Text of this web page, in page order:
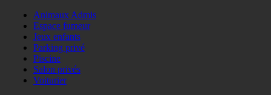
Animaux Admis
Espace fumeur
Jeux enfants
Parking privé
Piscine
Salon privés
Voiturier